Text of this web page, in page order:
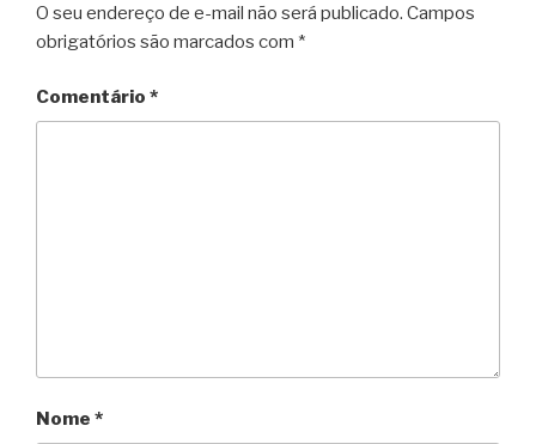
O seu endereço de e-mail não será publicado. Campos
obrigatórios são marcados com *
Comentário *
Nome *